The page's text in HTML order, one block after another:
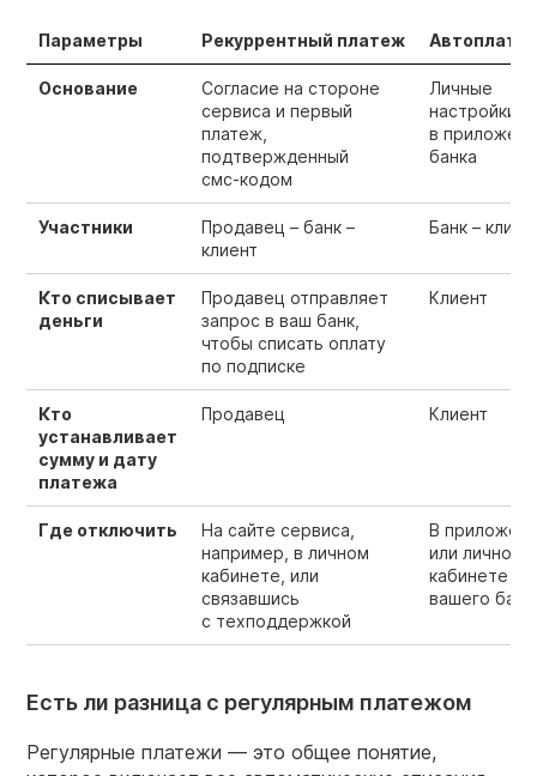
Параметры Рекуррентный платеж
Основание
Согласие на стороне
сервиса и первый
платеж,
подтвержденный
смс-кодом
Личные
настройки
в
банка
Участники
Продавец – банк –
клиент
Банк –
Кто списывает
деньги
Продавец отправляет
запрос в ваш банк,
чтобы списать оплату
по подписке
Клиент
Кто
устанавливает
сумму и дату
платежа
Продавец Клиент
Где отключить
На сайте сервиса,
например, в личном
кабинете, или
связавшись
с техподдержкой
В
или личном
кабинете
вашего
Есть ли разница с регулярным платежом
Регулярные платежи — это общее понятие,